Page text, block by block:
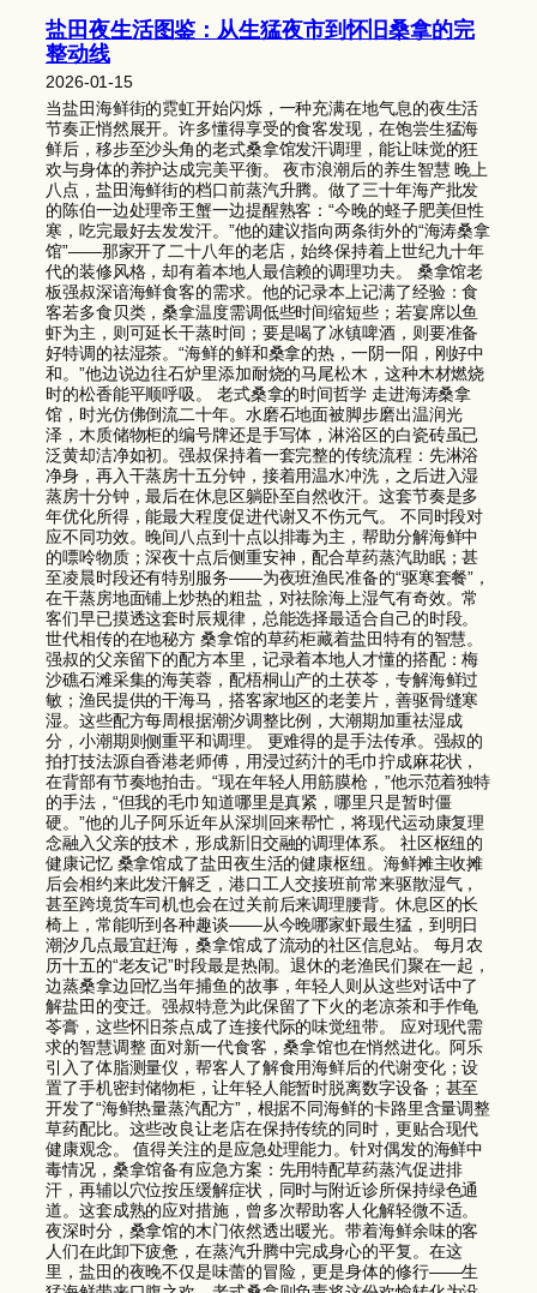
盐田夜生活图鉴：从生猛夜市到怀旧桑拿的完
整动线
2026-01-15
当盐田海鲜街的霓虹开始闪烁，一种充满在地气息的夜生活
节奏正悄然展开。许多懂得享受的食客发现，在饱尝生猛海
鲜后，移步至沙头角的老式桑拿馆发汗调理，能让味觉的狂
欢与身体的养护达成完美平衡。 夜市浪潮后的养生智慧 晚上
八点，盐田海鲜街的档口前蒸汽升腾。做了三十年海产批发
的陈伯一边处理帝王蟹一边提醒熟客：“今晚的蛏子肥美但性
寒，吃完最好去发发汗。”他的建议指向两条街外的“海涛桑拿
馆”——那家开了二十八年的老店，始终保持着上世纪九十年
代的装修风格，却有着本地人最信赖的调理功夫。 桑拿馆老
板强叔深谙海鲜食客的需求。他的记录本上记满了经验：食
客若多食贝类，桑拿温度需调低些时间缩短些；若宴席以鱼
虾为主，则可延长干蒸时间；要是喝了冰镇啤酒，则要准备
好特调的祛湿茶。“海鲜的鲜和桑拿的热，一阴一阳，刚好中
和。”他边说边往石炉里添加耐烧的马尾松木，这种木材燃烧
时的松香能平顺呼吸。 老式桑拿的时间哲学 走进海涛桑拿
馆，时光仿佛倒流二十年。水磨石地面被脚步磨出温润光
泽，木质储物柜的编号牌还是手写体，淋浴区的白瓷砖虽已
泛黄却洁净如初。强叔保持着一套完整的传统流程：先淋浴
净身，再入干蒸房十五分钟，接着用温水冲洗，之后进入湿
蒸房十分钟，最后在休息区躺卧至自然收汗。这套节奏是多
年优化所得，能最大程度促进代谢又不伤元气。 不同时段对
应不同功效。晚间八点到十点以排毒为主，帮助分解海鲜中
的嘌呤物质；深夜十点后侧重安神，配合草药蒸汽助眠；甚
至凌晨时段还有特别服务——为夜班渔民准备的“驱寒套餐”，
在干蒸房地面铺上炒热的粗盐，对祛除海上湿气有奇效。常
客们早已摸透这套时辰规律，总能选择最适合自己的时段。
世代相传的在地秘方 桑拿馆的草药柜藏着盐田特有的智慧。
强叔的父亲留下的配方本里，记录着本地人才懂的搭配：梅
沙礁石滩采集的海芙蓉，配梧桐山产的土茯苓，专解海鲜过
敏；渔民提供的干海马，搭客家地区的老姜片，善驱骨缝寒
湿。这些配方每周根据潮汐调整比例，大潮期加重祛湿成
分，小潮期则侧重平和调理。 更难得的是手法传承。强叔的
拍打技法源自香港老师傅，用浸过药汁的毛巾拧成麻花状，
在背部有节奏地拍击。“现在年轻人用筋膜枪，”他示范着独特
的手法，“但我的毛巾知道哪里是真紧，哪里只是暂时僵
硬。”他的儿子阿乐近年从深圳回来帮忙，将现代运动康复理
念融入父亲的技术，形成新旧交融的调理体系。 社区枢纽的
健康记忆 桑拿馆成了盐田夜生活的健康枢纽。海鲜摊主收摊
后会相约来此发汗解乏，港口工人交接班前常来驱散湿气，
甚至跨境货车司机也会在过关前后来调理腰背。休息区的长
椅上，常能听到各种趣谈——从今晚哪家虾最生猛，到明日
潮汐几点最宜赶海，桑拿馆成了流动的社区信息站。 每月农
历十五的“老友记”时段最是热闹。退休的老渔民们聚在一起，
边蒸桑拿边回忆当年捕鱼的故事，年轻人则从这些对话中了
解盐田的变迁。强叔特意为此保留了下火的老凉茶和手作龟
苓膏，这些怀旧茶点成了连接代际的味觉纽带。 应对现代需
求的智慧调整 面对新一代食客，桑拿馆也在悄然进化。阿乐
引入了体脂测量仪，帮客人了解食用海鲜后的代谢变化；设
置了手机密封储物柜，让年轻人能暂时脱离数字设备；甚至
开发了“海鲜热量蒸汽配方”，根据不同海鲜的卡路里含量调整
草药配比。这些改良让老店在保持传统的同时，更贴合现代
健康观念。 值得关注的是应急处理能力。针对偶发的海鲜中
毒情况，桑拿馆备有应急方案：先用特配草药蒸汽促进排
汗，再辅以穴位按压缓解症状，同时与附近诊所保持绿色通
道。这套成熟的应对措施，曾多次帮助客人化解轻微不适。
夜深时分，桑拿馆的木门依然透出暖光。带着海鲜余味的客
人们在此卸下疲惫，在蒸汽升腾中完成身心的平复。在这
里，盐田的夜晚不仅是味蕾的冒险，更是身体的修行——生